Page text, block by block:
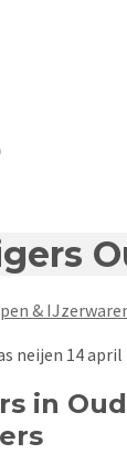
&
neijen 14 april
in